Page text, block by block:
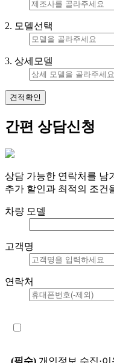
2. 모델선택
3. 상세모델
견적확인
간편 상담신청
상담 가능한 연락처를 남
추가 할인과 최적의 조건
차량 모델
고객명
연락처
(필수) 개인정보 수집·이